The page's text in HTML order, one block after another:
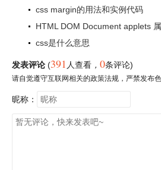
css margin的用法和实例代码
HTML DOM Document applets
css是什么意思
发表评论 (391 人查看 ， 0条评论)
请自觉遵守互联网相关的政策法规，严禁发布
昵称：